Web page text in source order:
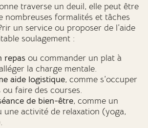
traverse un deuil, elle peut être
nombreuses formalités et tâches
un service ou proposer de l’aide
soulagement :
repas ou commander un plat à
la charge mentale.
aide logistique, comme s’occuper
faire des courses.
de bien-être, comme un
une activité de relaxation (yoga,